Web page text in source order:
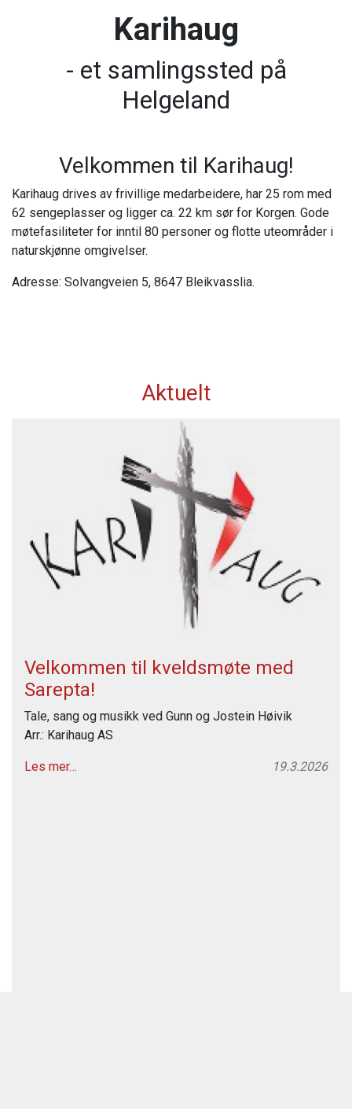
Karihaug
- et samlingssted på
Helgeland
Velkommen til Karihaug!
Karihaug drives av frivillige medarbeidere, har 25 rom med
62 sengeplasser og ligger ca. 22 km sør for Korgen. Gode
møtefasiliteter for inntil 80 personer og flotte uteområder i
naturskjønne omgivelser.
Adresse: Solvangveien 5, 8647 Bleikvasslia.
Aktuelt
Velkommen til kveldsmøte med
Sarepta!
Tale, sang og musikk ved Gunn og Jostein Høivik
Arr.: Karihaug AS
Les mer… 19.3.2026